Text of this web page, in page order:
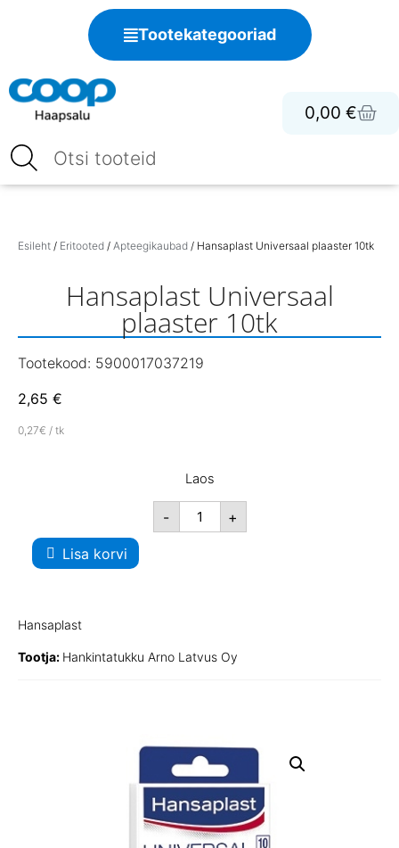
Tootekategooriad
0,00 €
Esileht / Eritooted / Apteegikaubad / Hansaplast Universaal plaaster 10tk
Hansaplast Universaal
plaaster 10tk
Tootekood: 5900017037219
2,65 €
0,27€ / tk
Laos
- +
Lisa korvi
Hansaplast
Tootja: Hankintatukku Arno Latvus Oy